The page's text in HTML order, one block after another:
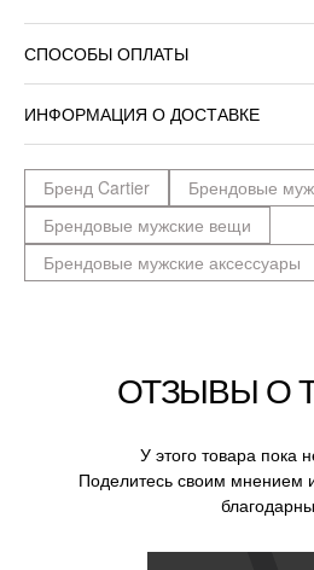
СПОСОБЫ ОПЛАТЫ
ИНФОРМАЦИЯ О ДОСТАВКЕ
Бренд Cartier
Брендовые
Брендовые мужские вещи
Брендовые мужские аксессуары
ОТЗЫВЫ О
У этого товара пока
Поделитесь своим мнением